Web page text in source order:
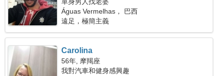
Águas Vermelhas， 巴西
遠足，極簡主義
Carolina
56年, 摩羯座
我對汽車和健身感興趣